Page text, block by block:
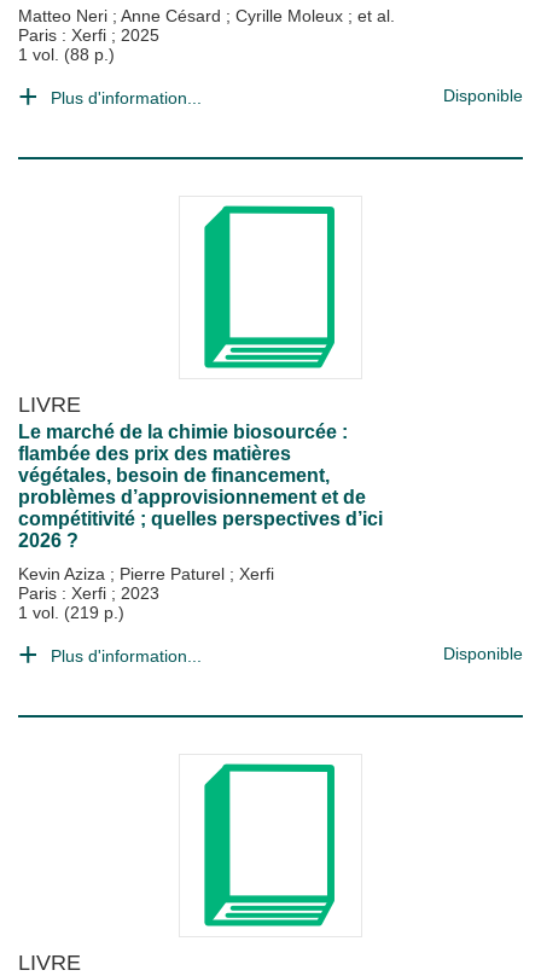
Matteo Neri ; Anne Césard ; Cyrille Moleux ; et al.
Paris : Xerfi ; 2025
1 vol. (88 p.)
Plus d'information... Disponible
LIVRE
Le marché de la chimie biosourcée :
flambée des prix des matières
végétales, besoin de financement,
problèmes d’approvisionnement et de
compétitivité ; quelles perspectives d’ici
2026 ?
Kevin Aziza ; Pierre Paturel ; Xerfi
Paris : Xerfi ; 2023
1 vol. (219 p.)
Plus d'information... Disponible
LIVRE